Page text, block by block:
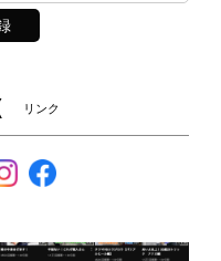
リンク